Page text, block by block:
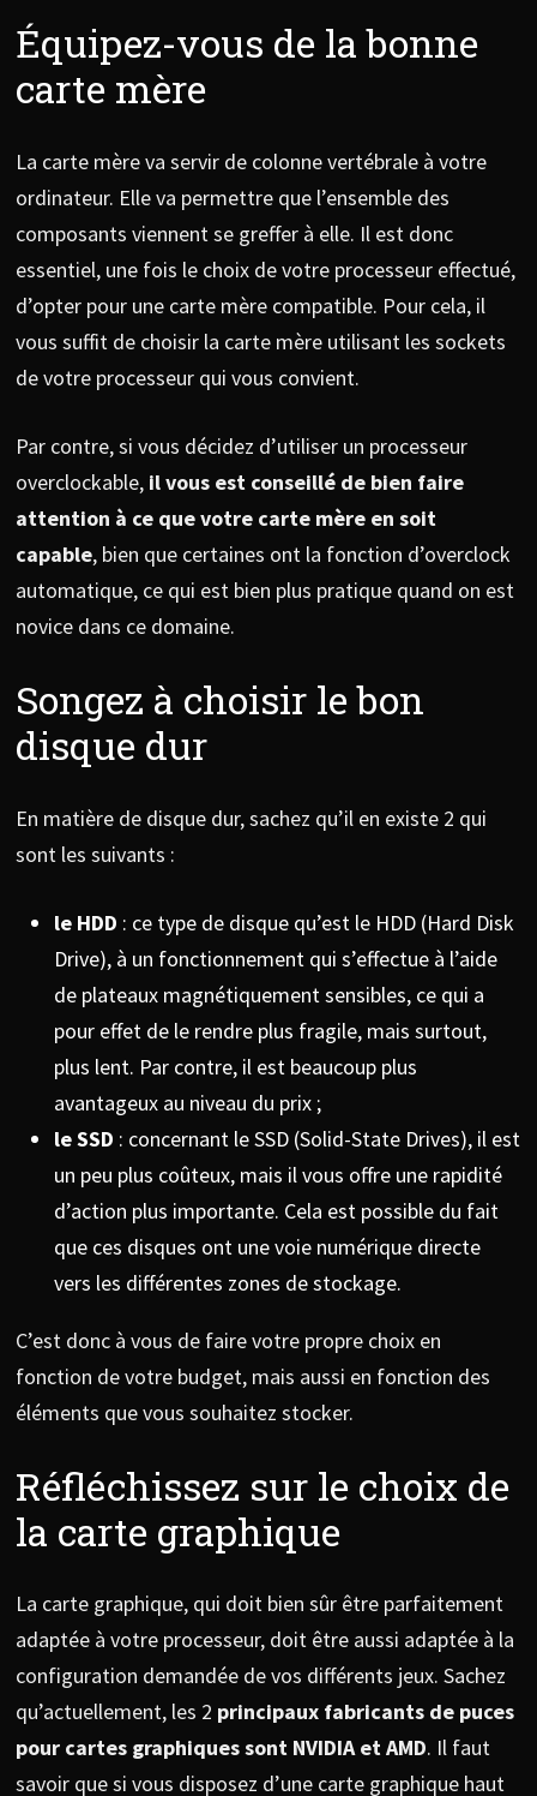
Équipez-vous de la bonne
carte mère
La carte mère va servir de colonne vertébrale à votre
ordinateur. Elle va permettre que l’ensemble des
composants viennent se greffer à elle. Il est donc
essentiel, une fois le choix de votre processeur effectué,
d’opter pour une carte mère compatible. Pour cela, il
vous suffit de choisir la carte mère utilisant les sockets
de votre processeur qui vous convient.
Par contre, si vous décidez d’utiliser un processeur
overclockable, il vous est conseillé de bien faire
attention à ce que votre carte mère en soit
capable, bien que certaines ont la fonction d’overclock
automatique, ce qui est bien plus pratique quand on est
novice dans ce domaine.
Songez à choisir le bon
disque dur
En matière de disque dur, sachez qu’il en existe 2 qui
sont les suivants :
le HDD : ce type de disque qu’est le HDD (Hard Disk
Drive), à un fonctionnement qui s’effectue à l’aide
de plateaux magnétiquement sensibles, ce qui a
pour effet de le rendre plus fragile, mais surtout,
plus lent. Par contre, il est beaucoup plus
avantageux au niveau du prix ;
le SSD : concernant le SSD (Solid-State Drives), il est
un peu plus coûteux, mais il vous offre une rapidité
d’action plus importante. Cela est possible du fait
que ces disques ont une voie numérique directe
vers les différentes zones de stockage.
C’est donc à vous de faire votre propre choix en
fonction de votre budget, mais aussi en fonction des
éléments que vous souhaitez stocker.
Réfléchissez sur le choix de
la carte graphique
La carte graphique, qui doit bien sûr être parfaitement
adaptée à votre processeur, doit être aussi adaptée à la
configuration demandée de vos différents jeux. Sachez
qu’actuellement, les 2 principaux fabricants de puces
pour cartes graphiques sont NVIDIA et AMD. Il faut
savoir que si vous disposez d’une carte graphique haut